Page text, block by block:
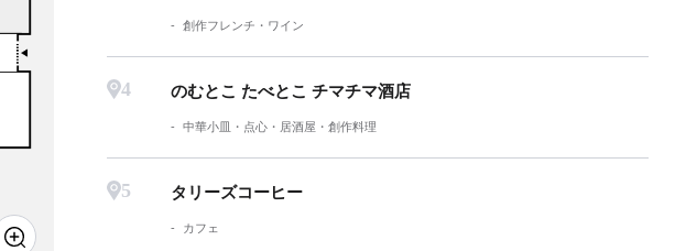
創作フレンチ・ワイン
4 のむとこ たべとこ チマチマ酒店
中華小皿・点心・居酒屋・創作料理
5 タリーズコーヒー
カフェ